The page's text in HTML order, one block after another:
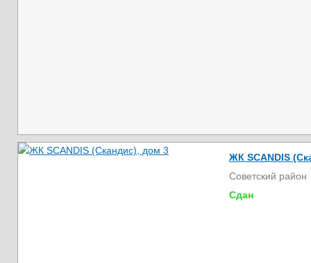
ЖК SCANDIS
Советский район
Сдан